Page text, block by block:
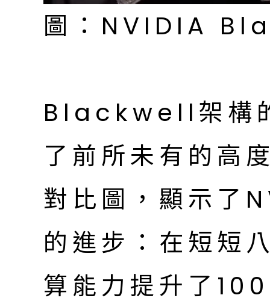
圖：NVIDIA
Blackwell架構
了前所未有的高
對比圖，顯示了
的進步：在短短
算能力提升了